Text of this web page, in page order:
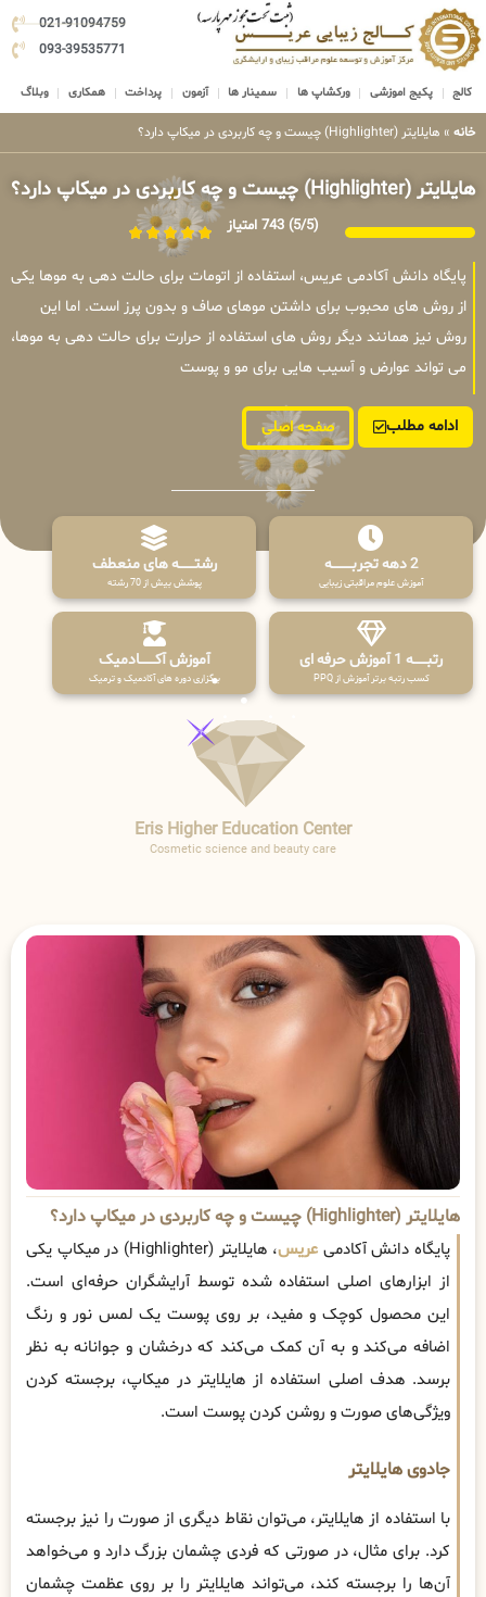
021-91094759
093-39535771
کالج پکیج اموزشی ورکشاپ ها سمینار ها آزمون پرداخت همکاری وبلاگ
خانه » هایلایتر (Highlighter) چیست و چه کاربردی در میکاپ دارد؟
هایلایتر (Highlighter) چیست و چه کاربردی در میکاپ دارد؟
(5/5) 743 امتیاز
پایگاه دانش آکادمی عریس، استفاده از اتومات برای حالت دهی به موها یکی
از روش های محبوب برای داشتن موهای صاف و بدون پرز است. اما این
روش نیز همانند دیگر روش های استفاده از حرارت برای حالت دهی به موها،
می تواند عوارض و آسیب هایی برای مو و پوست
ادامه مطلب صفحه اصلی
2 دهه تجربـــــــــه
آموزش علوم مراقبتی زیبایی
رشتـــــــه های منعطف
پوشش بیش از 70 رشته
رتبــــــه 1 آموزش حرفه ای
کسب رتبه برتر آموزش از PPQ
آموزش آکـــــــادمیک
برگزاری دوره های آکادمیک و ترمیک
Eris Higher Education Center
Cosmetic science and beauty care
هایلایتر (Highlighter) چیست و چه کاربردی در میکاپ دارد؟
پایگاه دانش آکادمی عریس
، هایلایتر (Highlighter) در میکاپ یکی
از ابزارهای اصلی استفاده شده توسط آرایشگران حرفه‌ای است.
این محصول کوچک و مفید، بر روی پوست یک لمس نور و رنگ
اضافه می‌کند و به آن کمک می‌کند که درخشان و جوانانه به نظر
برسد. هدف اصلی استفاده از هایلایتر در میکاپ، برجسته کردن
ویژگی‌های صورت و روشن کردن پوست است.
جادوی هایلایتر
با استفاده از هایلایتر، می‌توان نقاط دیگری از صورت را نیز برجسته
کرد. برای مثال، در صورتی که فردی چشمان بزرگ دارد و می‌خواهد
آن‌ها را برجسته کند، می‌تواند هایلایتر را بر روی عظمت چشمان